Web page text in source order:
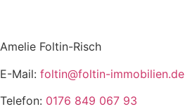
Amelie Foltin-Risch
E-Mail: foltin@foltin-immobilien.de
Telefon: 0176 849 067 93